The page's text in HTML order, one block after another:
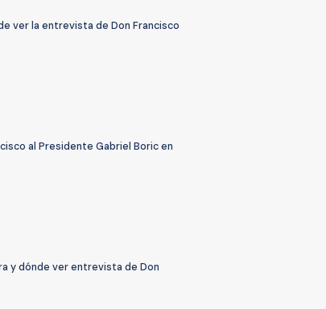
ver la entrevista de Don Francisco
al Presidente Gabriel Boric en
y dónde ver entrevista de Don